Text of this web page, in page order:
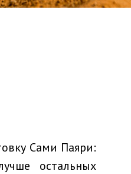
Сами Паяри:
остальных